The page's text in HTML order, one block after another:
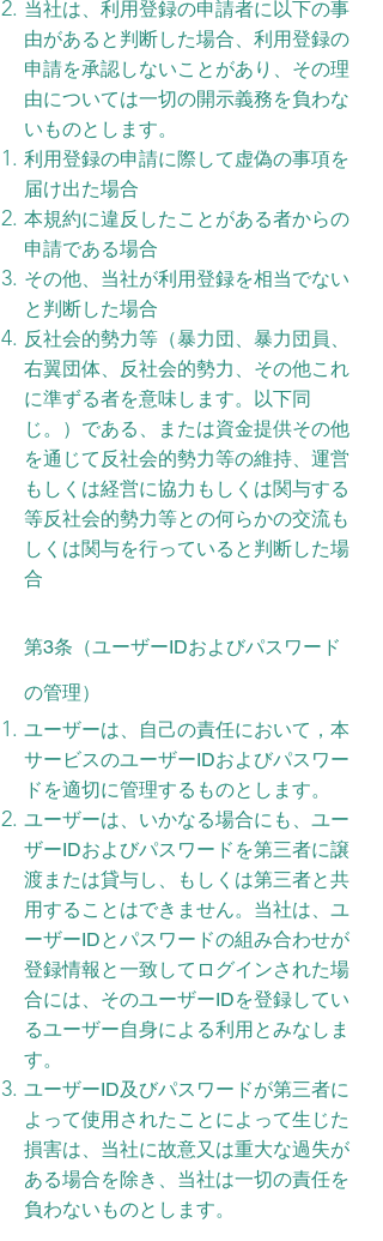
当社は、利用登録の申請者に以下の事
由があると判断した場合、利用登録の
申請を承認しないことがあり、その理
由については一切の開示義務を負わな
いものとします。
利用登録の申請に際して虚偽の事項を
届け出た場合
本規約に違反したことがある者からの
申請である場合
その他、当社が利用登録を相当でない
と判断した場合
反社会的勢力等（暴力団、暴力団員、
右翼団体、反社会的勢力、その他これ
に準ずる者を意味します。以下同
じ。）である、または資金提供その他
を通じて反社会的勢力等の維持、運営
もしくは経営に協力もしくは関与する
等反社会的勢力等との何らかの交流も
しくは関与を行っていると判断した場
合
第3条（ユーザーIDおよびパスワード
の管理）
ユーザーは、自己の責任において，本
サービスのユーザーIDおよびパスワー
ドを適切に管理するものとします。
ユーザーは、いかなる場合にも、ユー
ザーIDおよびパスワードを第三者に譲
渡または貸与し、もしくは第三者と共
用することはできません。当社は、ユ
ーザーIDとパスワードの組み合わせが
登録情報と一致してログインされた場
合には、そのユーザーIDを登録してい
るユーザー自身による利用とみなしま
す。
ユーザーID及びパスワードが第三者に
よって使用されたことによって生じた
損害は、当社に故意又は重大な過失が
ある場合を除き、当社は一切の責任を
負わないものとします。